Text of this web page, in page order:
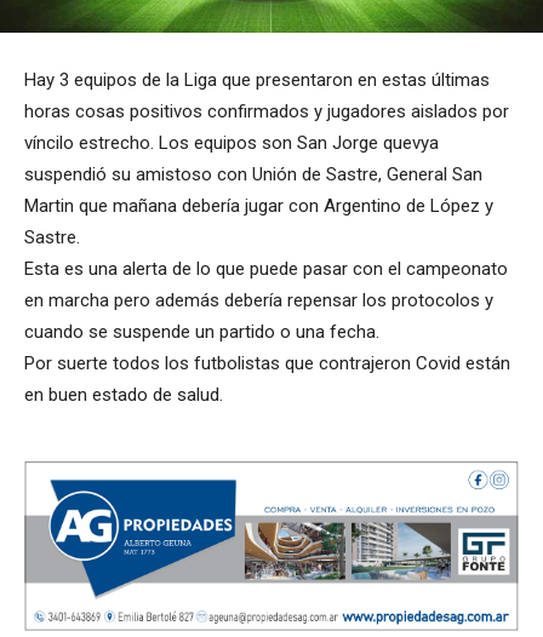
Hay 3 equipos de la Liga que presentaron en estas últimas
horas cosas positivos confirmados y jugadores aislados por
víncilo estrecho. Los equipos son San Jorge quevya
suspendió su amistoso con Unión de Sastre, General San
Martin que mañana debería jugar con Argentino de López y
Sastre.
Esta es una alerta de lo que puede pasar con el campeonato
en marcha pero además debería repensar los protocolos y
cuando se suspende un partido o una fecha.
Por suerte todos los futbolistas que contrajeron Covid están
en buen estado de salud.